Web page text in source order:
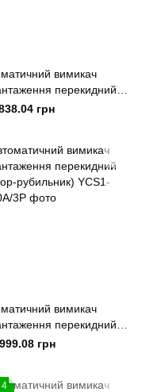
вимикач
перекидний
рубильник) YCS1-
грн
вимикач
перекидний
рубильник) YCS1-
грн
4